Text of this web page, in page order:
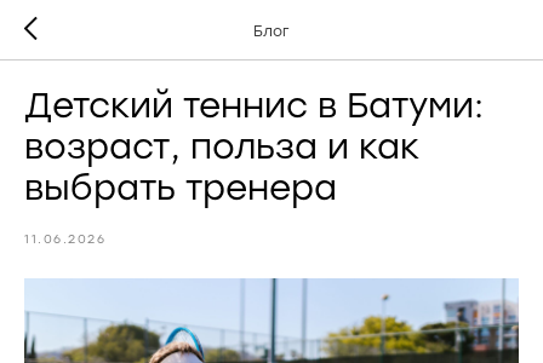
Блог
Детский теннис в Батуми:
возраст, польза и как
выбрать тренера
11.06.2026